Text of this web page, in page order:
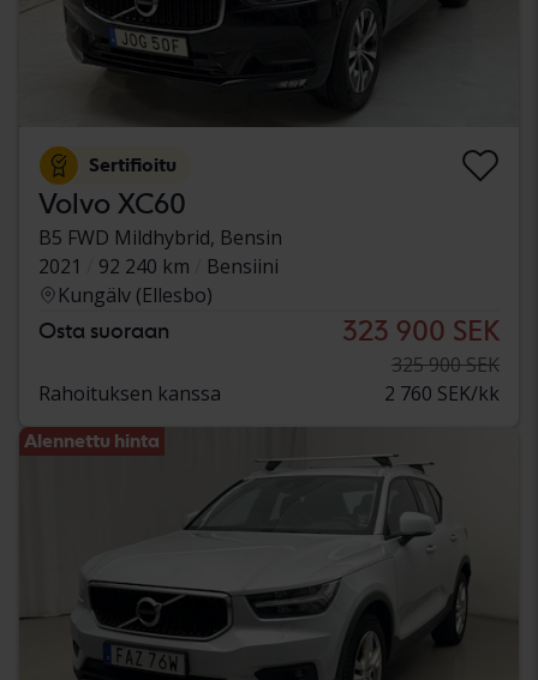
Sertifioitu
Volvo XC60
B5 FWD Mildhybrid, Bensin
2021
92 240 km
Bensiini
Kungälv (Ellesbo)
Osta suoraan 323 900 SEK
325 900 SEK
Rahoituksen kanssa
2 760 SEK/kk
Alennettu hinta